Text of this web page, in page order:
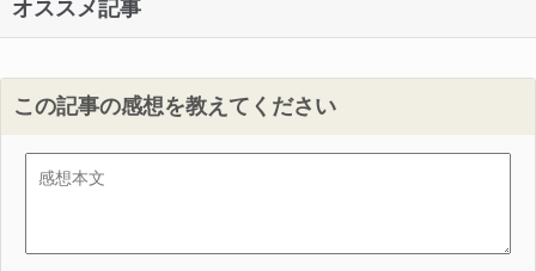
オススメ記事
この記事の感想を教えてください